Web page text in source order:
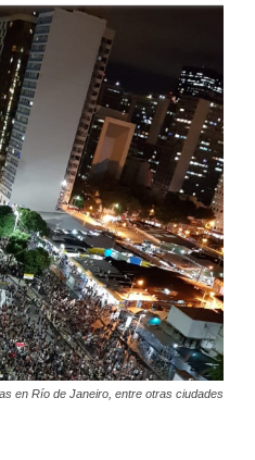
en Río de Janeiro, entre otras ciudades